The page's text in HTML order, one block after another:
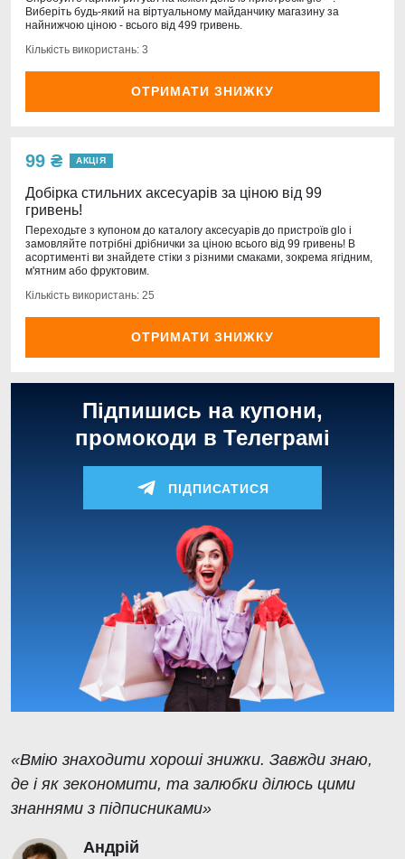
Виберіть будь-який на віртуальному майданчику магазину за
найнижчою ціною - всього від 499 гривень.
Кількість використань: 3
ОТРИМАТИ ЗНИЖКУ
99 ₴ АКЦІЯ
Добірка стильних аксесуарів за ціною від 99
гривень!
Переходьте з купоном до каталогу аксесуарів до пристроїв glo і
замовляйте потрібні дрібнички за ціною всього від 99 гривень! В
асортименті ви знайдете стіки з різними смаками, зокрема ягідним,
м'ятним або фруктовим.
Кількість використань: 25
ОТРИМАТИ ЗНИЖКУ
Підпишись на купони,
промокоди в Телеграмі
ПІДПИСАТИСЯ
«Вмію знаходити хороші знижки. Завжди знаю,
де і як зекономити, та залюбки ділюсь цими
знаннями з підписниками»
Андрій